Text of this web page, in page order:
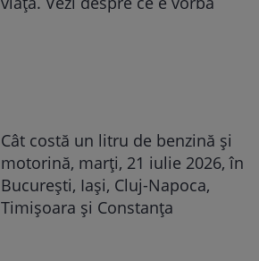
Cât costă un litru de benzină și
motorină, marți, 21 iulie 2026, în
București, Iași, Cluj-Napoca,
Timișoara și Constanța